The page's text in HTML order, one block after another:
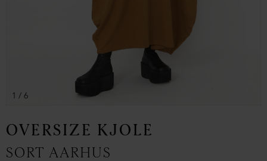
1 / 6
OVERSIZE KJOLE
SORT AARHUS